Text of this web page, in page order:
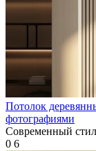
Потолок
фотографиями
Современный
0 6